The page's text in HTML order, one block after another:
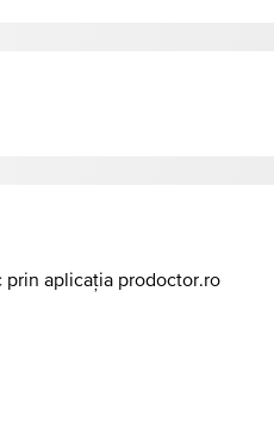
prin aplicația prodoctor.ro